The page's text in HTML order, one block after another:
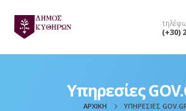
(+30)
Υπηρεσίες
ΑΡΧΙΚΉ ΥΠΗΡΕΣΊΕΣ